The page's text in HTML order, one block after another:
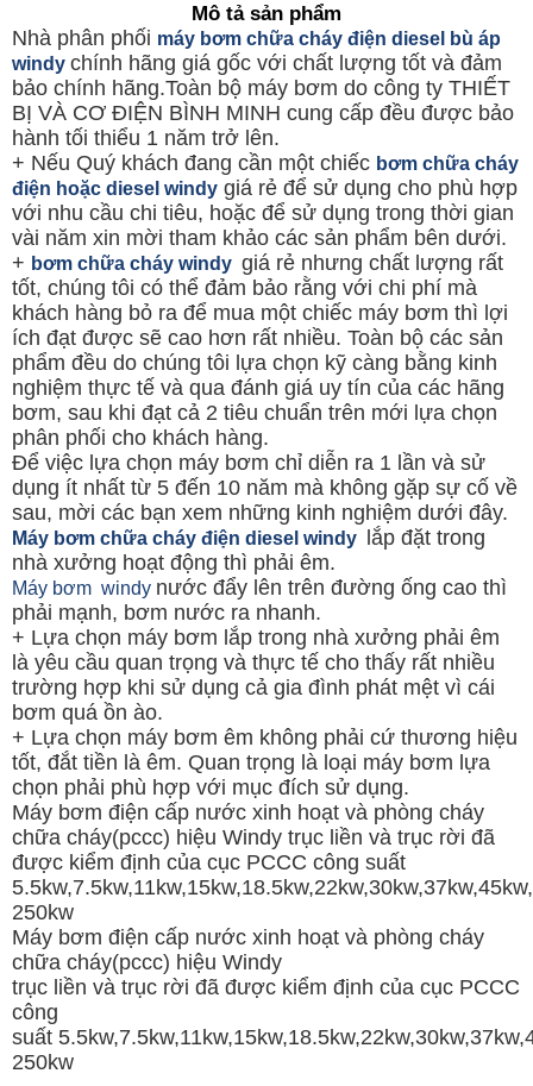
Mô tả sản phẩm
Nhà phân phối máy bơm chữa cháy điện diesel bù áp
windy chính hãng giá gốc với chất lượng tốt và đảm
bảo chính hãng.Toàn bộ máy bơm do công ty THIẾT
BỊ VÀ CƠ ĐIỆN BÌNH MINH cung cấp đều được bảo
hành tối thiểu 1 năm trở lên.
+ Nếu Quý khách đang cần một chiếc bơm chữa cháy
điện hoặc diesel windy giá rẻ để sử dụng cho phù hợp
với nhu cầu chi tiêu, hoặc để sử dụng trong thời gian
vài năm xin mời tham khảo các sản phẩm bên dưới.
+ bơm chữa cháy windy giá rẻ nhưng chất lượng rất
tốt, chúng tôi có thể đảm bảo rằng với chi phí mà
khách hàng bỏ ra để mua một chiếc máy bơm thì lợi
ích đạt được sẽ cao hơn rất nhiều. Toàn bộ các sản
phẩm đều do chúng tôi lựa chọn kỹ càng bằng kinh
nghiệm thực tế và qua đánh giá uy tín của các hãng
bơm, sau khi đạt cả 2 tiêu chuẩn trên mới lựa chọn
phân phối cho khách hàng.
Để việc lựa chọn máy bơm chỉ diễn ra 1 lần và sử
dụng ít nhất từ 5 đến 10 năm mà không gặp sự cố về
sau, mời các bạn xem những kinh nghiệm dưới đây.
Máy bơm chữa cháy điện diesel windy lắp đặt trong
nhà xưởng hoạt động thì phải êm.
Máy bơm windy nước đẩy lên trên đường ống cao thì
phải mạnh, bơm nước ra nhanh.
+ Lựa chọn máy bơm lắp trong nhà xưởng phải êm
là yêu cầu quan trọng và thực tế cho thấy rất nhiều
trường hợp khi sử dụng cả gia đình phát mệt vì cái
bơm quá ồn ào.
+ Lựa chọn máy bơm êm không phải cứ thương hiệu
tốt, đắt tiền là êm. Quan trọng là loại máy bơm lựa
chọn phải phù hợp với mục đích sử dụng.
Máy bơm điện cấp nước xinh hoạt và phòng cháy
chữa cháy(pccc) hiệu Windy trục liền và trục rời đã
được kiểm định của cục PCCC công suất
250kw
Máy bơm điện cấp nước xinh hoạt và phòng cháy
chữa cháy(pccc) hiệu Windy
trục liền và trục rời đã được kiểm định của cục PCCC
công
suất
250kw